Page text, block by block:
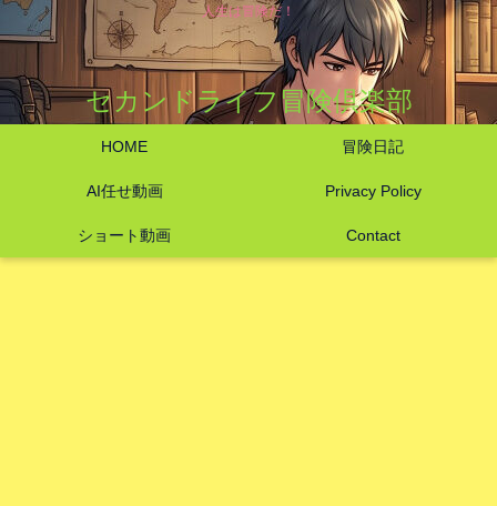
人生は冒険だ！
セカンドライフ冒険倶楽部
HOME 冒険日記
AI任せ動画 Privacy Policy
ショート動画 Contact